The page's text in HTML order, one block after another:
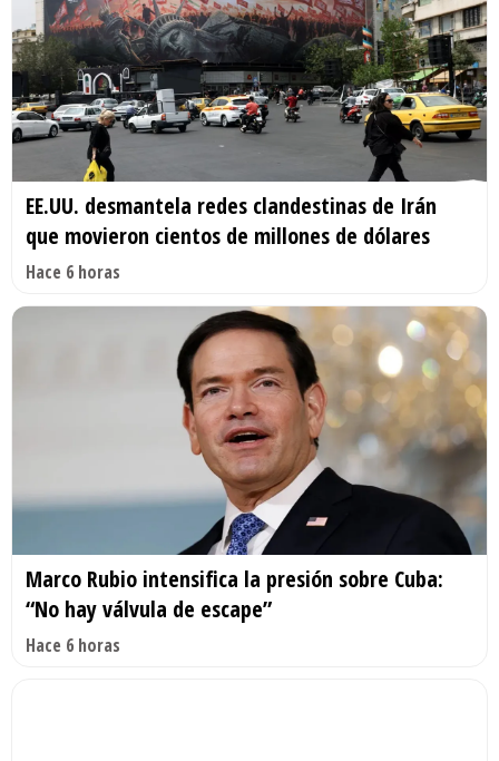
EE.UU. desmantela redes clandestinas de Irán
que movieron cientos de millones de dólares
Hace 6 horas
Marco Rubio intensifica la presión sobre Cuba:
“No hay válvula de escape”
Hace 6 horas